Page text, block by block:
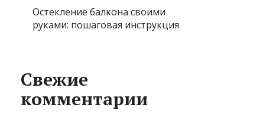
Остекление балкона своими
руками: пошаговая инструкция
Свежие
комментарии